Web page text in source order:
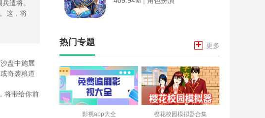
遣将。
这，将
盘中施展
奇袭粮道
将带给你前
热门专题 + 更多
影视app大全 樱花校园模拟器合集